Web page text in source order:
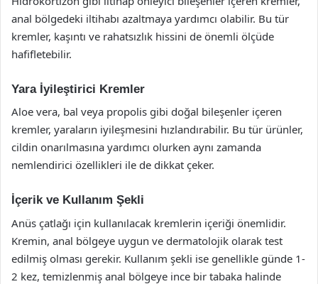
anal bölgedeki iltihabı azaltmaya yardımcı olabilir. Bu tür
kremler, kaşıntı ve rahatsızlık hissini de önemli ölçüde
hafifletebilir.
Yara İyileştirici Kremler
Aloe vera, bal veya propolis gibi doğal bileşenler içeren
kremler, yaraların iyileşmesini hızlandırabilir. Bu tür ürünler,
cildin onarılmasına yardımcı olurken aynı zamanda
nemlendirici özellikleri ile de dikkat çeker.
İçerik ve Kullanım Şekli
Anüs çatlağı için kullanılacak kremlerin içeriği önemlidir.
Kremin, anal bölgeye uygun ve dermatolojik olarak test
edilmiş olması gerekir. Kullanım şekli ise genellikle günde 1-
2 kez, temizlenmiş anal bölgeye ince bir tabaka halinde